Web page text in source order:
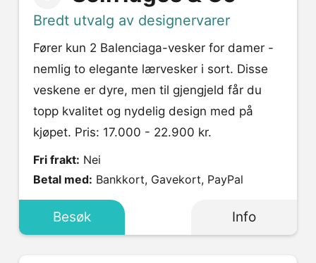
Bredt utvalg av designervarer
Fører kun 2 Balenciaga-vesker for damer -
nemlig to elegante lærvesker i sort. Disse
veskene er dyre, men til gjengjeld får du
topp kvalitet og nydelig design med på
kjøpet. Pris: 17.000 - 22.900 kr.
Fri frakt: Nei
Betal med: Bankkort, Gavekort, PayPal
Besøk Info